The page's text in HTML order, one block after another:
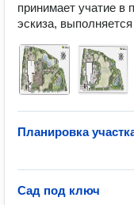
принимает учатие в
эскиза,
Планировка
Сад под ключ